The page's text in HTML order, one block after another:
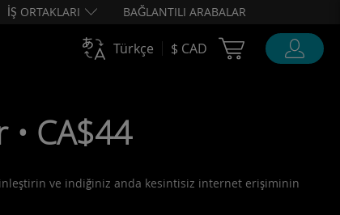
İŞ ORTAKLARI BAĞLANTILI ARABALAR
Türkçe $ CAD Cart Ubigi
• CA$44
ve indiğiniz anda kesintisiz internet erişiminin